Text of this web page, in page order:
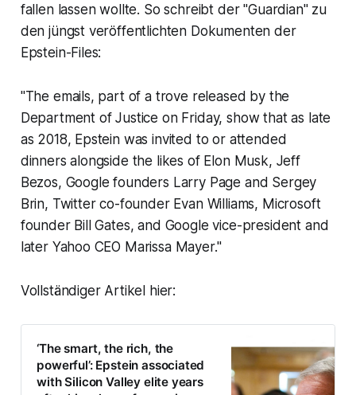
fallen lassen wollte. So schreibt der "Guardian" zu
den jüngst veröffentlichten Dokumenten der
Epstein-Files:
"The emails, part of a trove released by the
Department of Justice on Friday, show that as late
as 2018, Epstein was invited to or attended
dinners alongside the likes of Elon Musk, Jeff
Bezos, Google founders Larry Page and Sergey
Brin, Twitter co-founder Evan Williams, Microsoft
founder Bill Gates, and Google vice-president and
later Yahoo CEO Marissa Mayer."
Vollständiger Artikel hier:
‘The smart, the rich, the
powerful’: Epstein associated
with Silicon Valley elite years